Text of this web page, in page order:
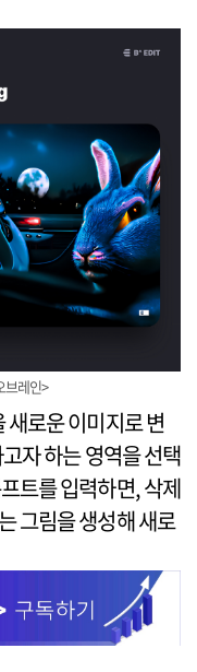
브레인>
새로운 이미지로 변
자 하는 영역을 선택
트를 입력하면, 삭제
그림을 생성해 새로